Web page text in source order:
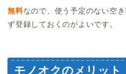
無料なので、使う予定のない空
ず登録しておくのがよいです。
モノオクのメリット